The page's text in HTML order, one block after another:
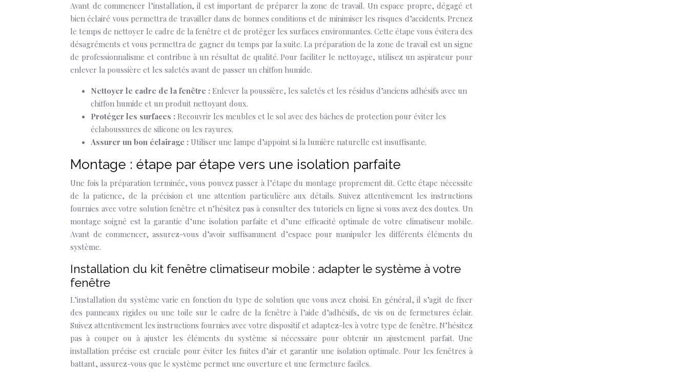
Avant de commencer l’installation, il est important de préparer la zone de travail. Un espace propre, dégagé et
bien éclairé vous permettra de travailler dans de bonnes conditions et de minimiser les risques d’accidents. Prenez
le temps de nettoyer le cadre de la fenêtre et de protéger les surfaces environnantes. Cette étape vous évitera des
désagréments et vous permettra de gagner du temps par la suite. La préparation de la zone de travail est un signe
de professionnalisme et contribue à un résultat de qualité. Pour faciliter le nettoyage, utilisez un aspirateur pour
enlever la poussière et les saletés avant de passer un chiffon humide.
Nettoyer le cadre de la fenêtre : Enlever la poussière, les saletés et les résidus d’anciens adhésifs avec un
chiffon humide et un produit nettoyant doux.
Protéger les surfaces : Recouvrir les meubles et le sol avec des bâches de protection pour éviter les
éclaboussures de silicone ou les rayures.
Assurer un bon éclairage : Utiliser une lampe d’appoint si la lumière naturelle est insuffisante.
Montage : étape par étape vers une isolation parfaite
Une fois la préparation terminée, vous pouvez passer à l’étape du montage proprement dit. Cette étape nécessite
de la patience, de la précision et une attention particulière aux détails. Suivez attentivement les instructions
fournies avec votre solution fenêtre et n’hésitez pas à consulter des tutoriels en ligne si vous avez des doutes. Un
montage soigné est la garantie d’une isolation parfaite et d’une efficacité optimale de votre climatiseur mobile.
Avant de commencer, assurez-vous d’avoir suffisamment d’espace pour manipuler les différents éléments du
système.
Installation du kit fenêtre climatiseur mobile : adapter le système à votre
fenêtre
L’installation du système varie en fonction du type de solution que vous avez choisi. En général, il s’agit de fixer
des panneaux rigides ou une toile sur le cadre de la fenêtre à l’aide d’adhésifs, de vis ou de fermetures éclair.
Suivez attentivement les instructions fournies avec votre dispositif et adaptez-les à votre type de fenêtre. N’hésitez
pas à couper ou à ajuster les éléments du système si nécessaire pour obtenir un ajustement parfait. Une
installation précise est cruciale pour éviter les fuites d’air et garantir une isolation optimale. Pour les fenêtres à
battant, assurez-vous que le système permet une ouverture et une fermeture faciles.